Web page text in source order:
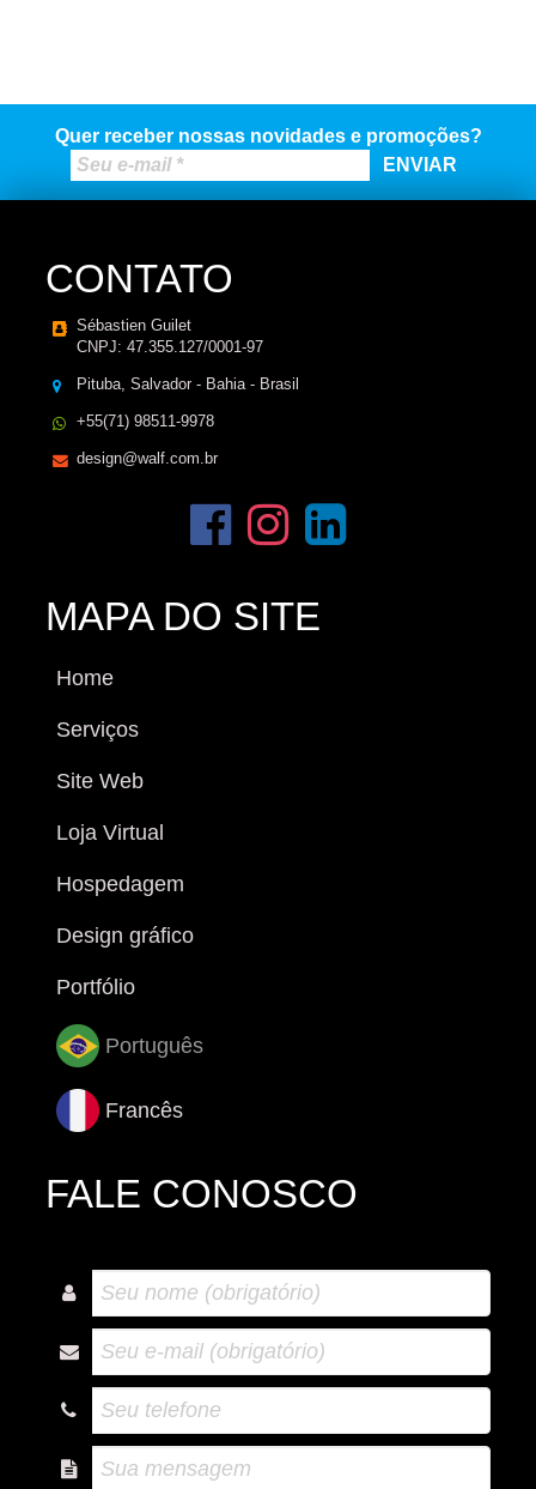
Quer receber nossas novidades e promoções?
CONTATO
Sébastien Guilet
CNPJ: 47.355.127/0001-97
Pituba, Salvador - Bahia - Brasil
+55(71) 98511-9978
design@walf.com.br
MAPA DO SITE
Home
Serviços
Site Web
Loja Virtual
Hospedagem
Design gráfico
Portfólio
Português
Francês
FALE CONOSCO